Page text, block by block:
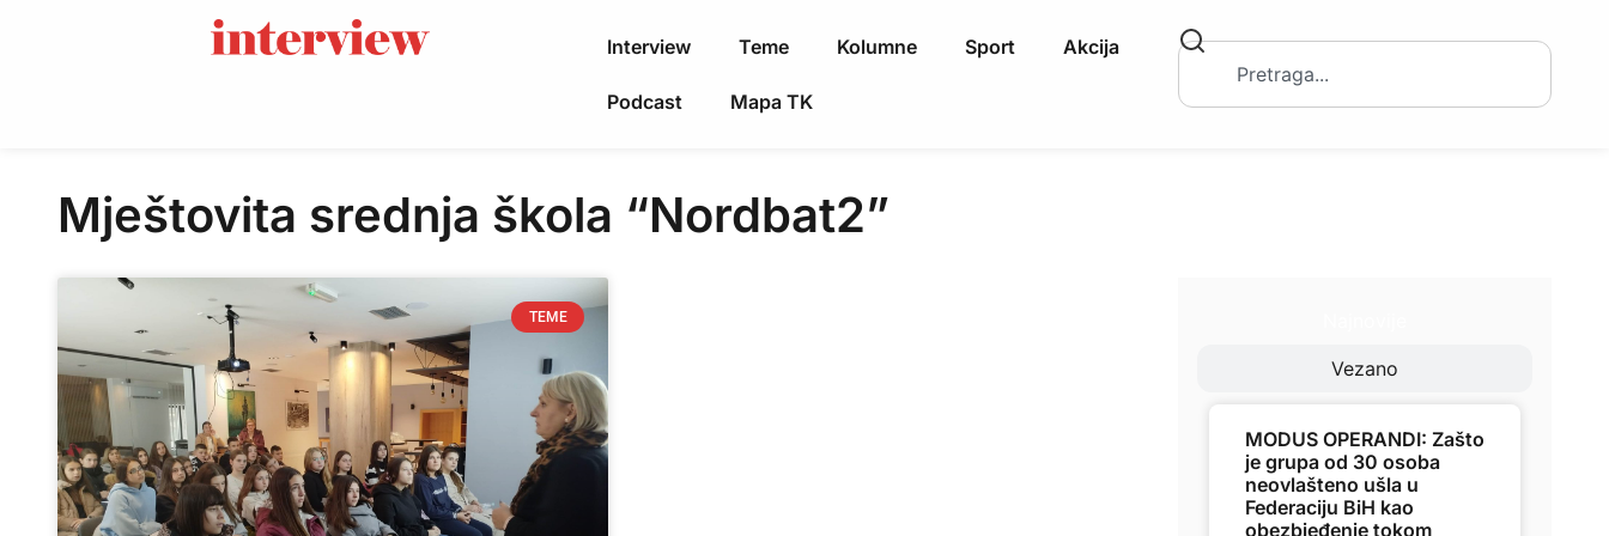
Interview Teme Kolumne Sport Akcija
Podcast Mapa TK
Mještovita srednja škola “Nordbat2”
TEME
Vezano
MODUS OPERANDI: Zašto
je grupa od 30 osoba
neovlašteno ušla u
Federaciju BiH kao
obezbjeđenje tokom